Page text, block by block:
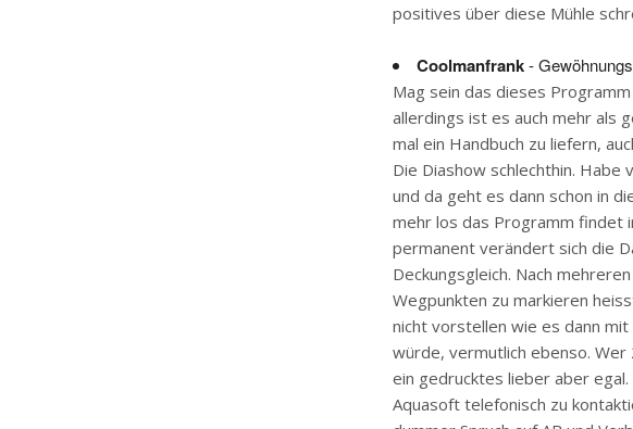
positives über diese Mühle
Coolmanfrank-
Mag sein das dieses
allerdings ist es auch mehr als
mal ein Handbuch zu liefern,
Die Diashow schlechthin.
und da geht es dann schon in
mehr los das Programm findet
permanent verändert sich die
Deckungsgleich. Nach
Wegpunkten zu markieren
nicht vorstellen wie es dann
würde, vermutlich ebenso. Wer
ein gedrucktes lieber aber
Aquasoft telefonisch zu